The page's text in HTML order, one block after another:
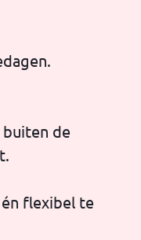
de
flexibel te